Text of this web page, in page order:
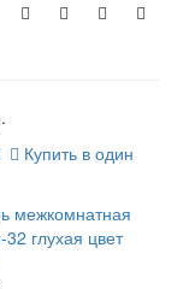
Купить в один